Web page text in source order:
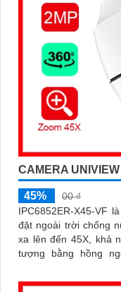
CAMERA
45%
00 ₫
IPC6852ER-X45-VF
đặt ngoài trời chống
xa lên đến 45X, khả
tượng bằng hồng